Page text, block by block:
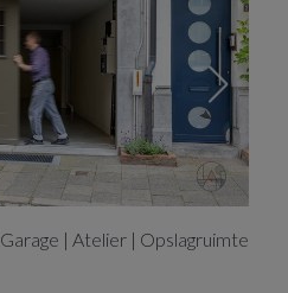
Garage | Atelier | Opslagruimte